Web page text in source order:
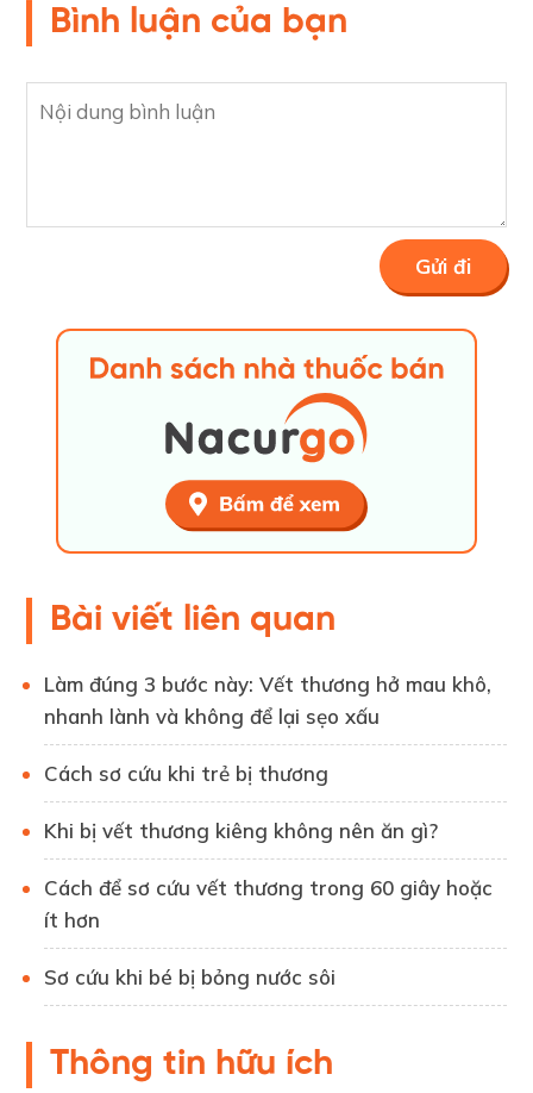
Bình luận của bạn
Bài viết liên quan
Làm đúng 3 bước này: Vết thương hở mau khô,
nhanh lành và không để lại sẹo xấu
Cách sơ cứu khi trẻ bị thương
Khi bị vết thương kiêng không nên ăn gì?
Cách để sơ cứu vết thương trong 60 giây hoặc
ít hơn
Sơ cứu khi bé bị bỏng nước sôi
Thông tin hữu ích